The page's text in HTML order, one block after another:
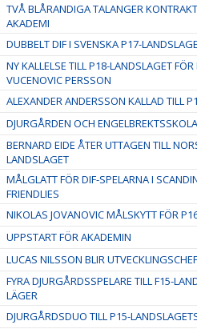
TVÅ BLÅRANDIGA TALANGER
AKADEMI
DUBBELT DIF I SVENSKA P17-
NY KALLELSE TILL P18-LANDSLAGET FÖR
VUCENOVIC PERSSON
ALEXANDER ANDERSSON KALLAD TILL
DJURGÅRDEN OCH
BERNARD EIDE ÅTER UTTAGEN TILL
LANDSLAGET
MÅLGLATT FÖR DIF-SPELARNA I
FRIENDLIES
NIKOLAS JOVANOVIC MÅLSKYTT FÖR
UPPSTART FÖR AKADEMIN
LUCAS NILSSON BLIR
FYRA DJURGÅRDSSPELARE TILL F15-
LÄGER
DJURGÅRDSDUO TILL P15-